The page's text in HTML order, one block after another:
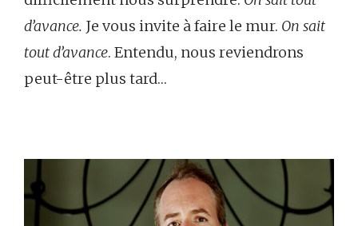
d’avance. Je vous invite à faire le mur. On sait
tout d’avance. Entendu, nous reviendrons
peut-être plus tard…